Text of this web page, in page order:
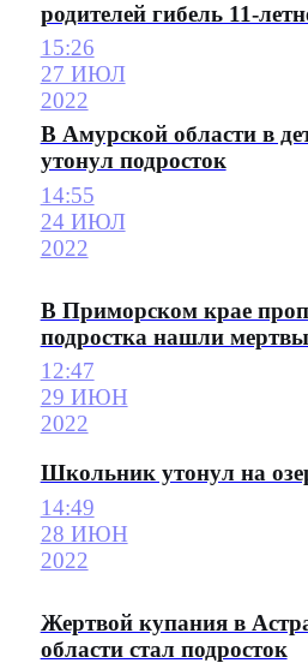
родителей гибель 11-
15:26
27 ИЮЛ
2022
В Амурской области в
утонул подросток
14:55
24 ИЮЛ
2022
В Приморском крае
подростка нашли
12:47
29 ИЮН
2022
Школьник утонул на
14:49
28 ИЮН
2022
Жертвой купания в
области стал подросток